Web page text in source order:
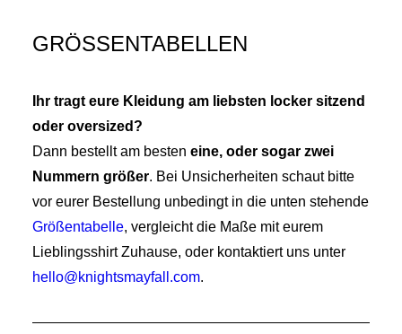
GRÖSSENTABELLEN
Ihr tragt eure Kleidung am liebsten locker sitzend
oder oversized?
Dann bestellt am besten eine, oder sogar zwei
Nummern größer. Bei Unsicherheiten schaut bitte
vor eurer Bestellung unbedingt in die unten stehende
Größentabelle, vergleicht die Maße mit eurem
Lieblingsshirt Zuhause, oder kontaktiert uns unter
hello@knightsmayfall.com.